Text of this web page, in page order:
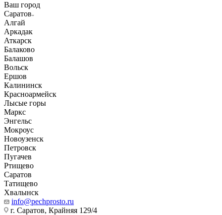
Ваш город
Саратов
Алгай
Аркадак
Аткарск
Балаково
Балашов
Вольск
Ершов
Калининск
Красноармейск
Лысые горы
Маркс
Энгельс
Мокроус
Новоузенск
Петровск
Пугачев
Ртищево
Саратов
Татищево
Хвалынск
info@pechprosto.ru
г. Саратов, Крайняя 129/4